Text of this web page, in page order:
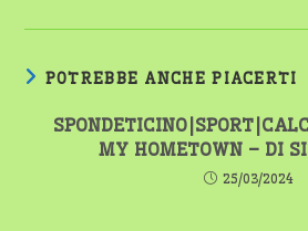
POTREBBE ANCHE PIACERTI
MY HOMETOWN – DI
25/03/2024